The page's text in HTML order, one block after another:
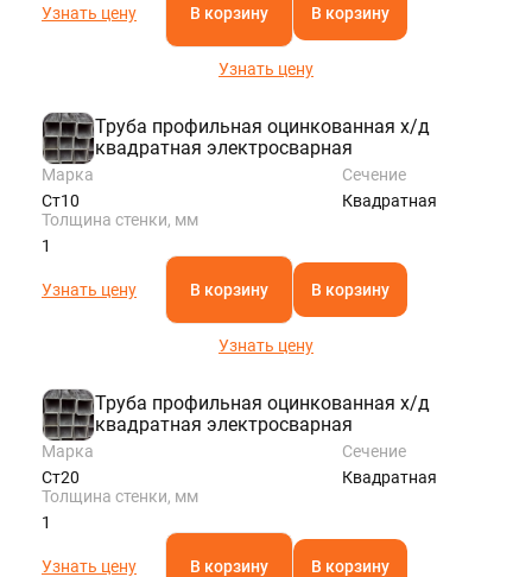
Узнать цену В корзину В корзину
Узнать цену
Труба профильная оцинкованная х/д
квадратная электросварная
Марка
Ст10
Сечение
Квадратная
Толщина стенки, мм
1
Узнать цену В корзину В корзину
Узнать цену
Труба профильная оцинкованная х/д
квадратная электросварная
Марка
Ст20
Сечение
Квадратная
Толщина стенки, мм
1
Узнать цену В корзину В корзину